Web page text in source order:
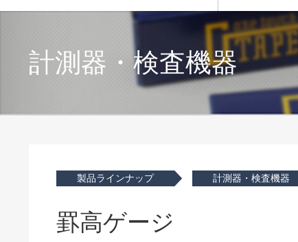
計測器・検査機器
製品ラインナップ 計測器・検査機器
罫高ゲージ